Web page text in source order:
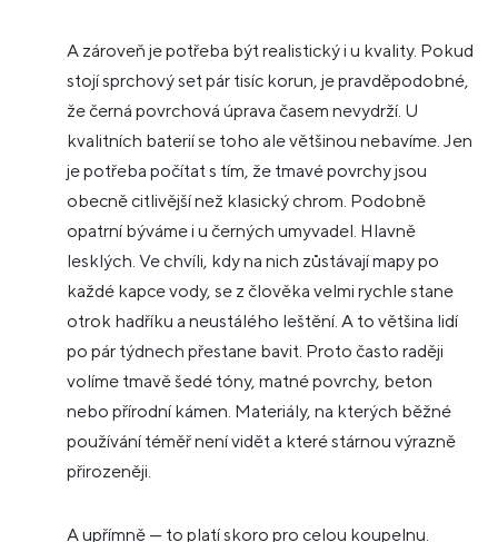
A zároveň je potřeba být realistický i u kvality. Pokud
stojí sprchový set pár tisíc korun, je pravděpodobné,
že černá povrchová úprava časem nevydrží. U
kvalitních baterií se toho ale většinou nebavíme. Jen
je potřeba počítat s tím, že tmavé povrchy jsou
obecně citlivější než klasický chrom. Podobně
opatrní býváme i u černých umyvadel. Hlavně
lesklých. Ve chvíli, kdy na nich zůstávají mapy po
každé kapce vody, se z člověka velmi rychle stane
otrok hadříku a neustálého leštění. A to většina lidí
po pár týdnech přestane bavit. Proto často raději
volíme tmavě šedé tóny, matné povrchy, beton
nebo přírodní kámen. Materiály, na kterých běžné
používání téměř není vidět a které stárnou výrazně
přirozeněji.
A upřímně — to platí skoro pro celou koupelnu.